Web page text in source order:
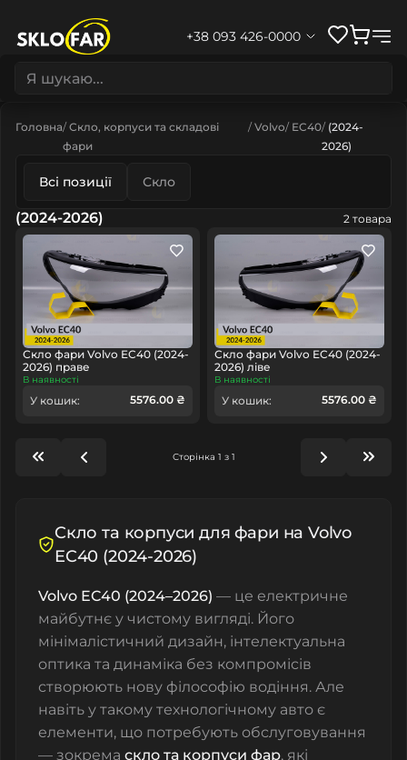
+38 093 426-0000
Головна Скло, корпуси та складові
фари
Volvo EC40 (2024-
2026)
Всі позиції Скло
(2024-2026) 2 товара
Скло фари Volvo EC40 (2024-
2026) праве
В наявності
У кошик: 5576.00 ₴
Скло фари Volvo EC40 (2024-
2026) ліве
В наявності
У кошик: 5576.00 ₴
Сторінка 1 з 1
Cкло та корпуси для фари на Volvo
EC40 (2024-2026)
Volvo EC40 (2024–2026) — це електричне
майбутнє у чистому вигляді. Його
мінімалістичний дизайн, інтелектуальна
оптика та динаміка без компромісів
створюють нову філософію водіння. Але
навіть у такому технологічному авто є
елементи, що потребують обслуговування
— зокрема скло та корпуси фар, які